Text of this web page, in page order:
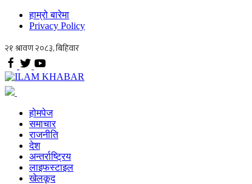
हाम्रो बारेमा
Privacy Policy
होमपेज
समाचार
राजनीति
देश
अन्तर्राष्ट्रिय
लाइफस्टाइल
खेलकूद